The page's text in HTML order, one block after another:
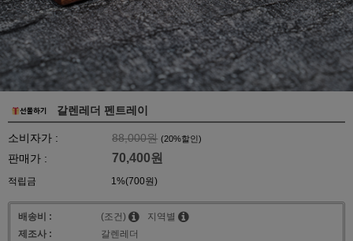
갈렌레더 펜트레이
소비자가 : 88,000원 (20%할인)
판매가 : 70,400원
적립금 1%(700원)
배송비 : (조건)
지역별
제조사 :
갈렌레더